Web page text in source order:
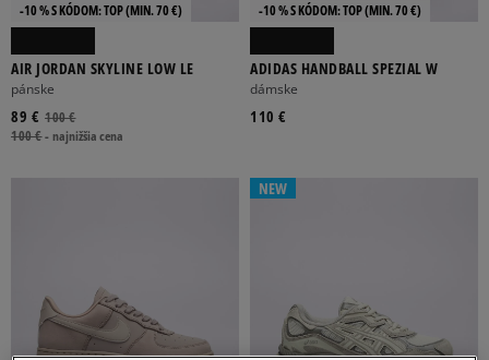
BÉŽOVÁ BORDOVÁ
ODSTRÁNIŤ VYBRANÉ
-10 % S KÓDOM: TOP (MIN. 70 €)
AIR JORDAN SKYLINE LOW LE
pánske
100 €
89 €
100 €-najnižšia cena
-10 % S KÓDOM: TOP (MIN. 70 €)
ADIDAS HANDBALL SPEZIAL W
dámske
110 €
NEW